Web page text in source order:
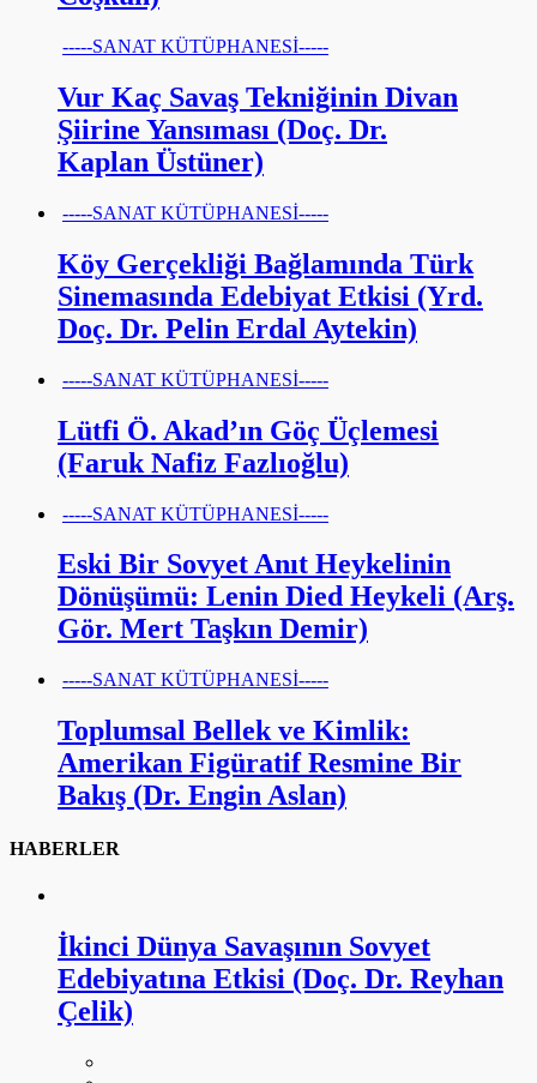
-----SANAT KÜTÜPHANESİ-----
Vur Kaç Savaş Tekniğinin Divan
Şiirine Yansıması (Doç. Dr.
Kaplan Üstüner)
-----SANAT KÜTÜPHANESİ-----
Köy Gerçekliği Bağlamında Türk
Sinemasında Edebiyat Etkisi (Yrd.
Doç. Dr. Pelin Erdal Aytekin)
-----SANAT KÜTÜPHANESİ-----
Lütfi Ö. Akad’ın Göç Üçlemesi
(Faruk Nafiz Fazlıoğlu)
-----SANAT KÜTÜPHANESİ-----
Eski Bir Sovyet Anıt Heykelinin
Dönüşümü: Lenin Died Heykeli (Arş.
Gör. Mert Taşkın Demir)
-----SANAT KÜTÜPHANESİ-----
Toplumsal Bellek ve Kimlik:
Amerikan Figüratif Resmine Bir
Bakış (Dr. Engin Aslan)
HABERLER
İkinci Dünya Savaşının Sovyet
Edebiyatına Etkisi (Doç. Dr. Reyhan
Çelik)